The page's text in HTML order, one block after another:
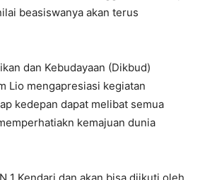
beasiswanya akan terus
dan Kebudayaan (Dikbud)
Lio mengapresiasi kegiatan
kedepan dapat melibat semua
kemajuan dunia